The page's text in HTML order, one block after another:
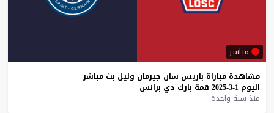
مباشر
مشاهدة مباراة باريس سان جيرمان وليل بث مباشر
اليوم 1-3-2025 قمة بارك دي برانس
منذ سنة واحدة